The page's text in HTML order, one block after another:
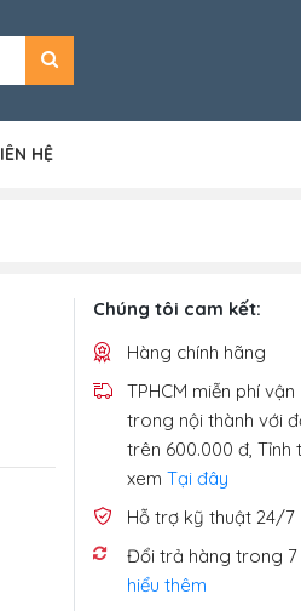
HỆ
Chúng tôi cam kết:
Hàng chính hãng
TPHCM miễn phí vận
trong nội thành với
trên 600.000 đ, Tỉnh
xem Tại đây
Hỗ trợ kỹ thuật 24/7
Đổi trả hàng trong 7
hiểu thêm